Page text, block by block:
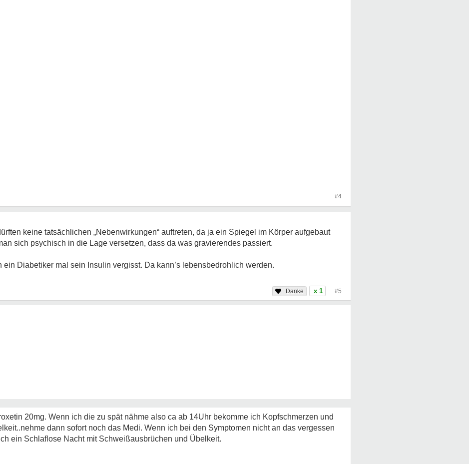
#4
keine tatsächlichen „Nebenwirkungen“ auftreten, da ja ein Spiegel im Körper aufgebaut
sich psychisch in die Lage versetzen, dass da was gravierendes passiert.
Diabetiker mal sein Insulin vergisst. Da kann’s lebensbedrohlich werden.
x 1 #5
20mg. Wenn ich die zu spät nähme also ca ab 14Uhr bekomme ich Kopfschmerzen und
dann sofort noch das Medi. Wenn ich bei den Symptomen nicht an das vergessen
ein Schlaflose Nacht mit Schweißausbrüchen und Übelkeit.